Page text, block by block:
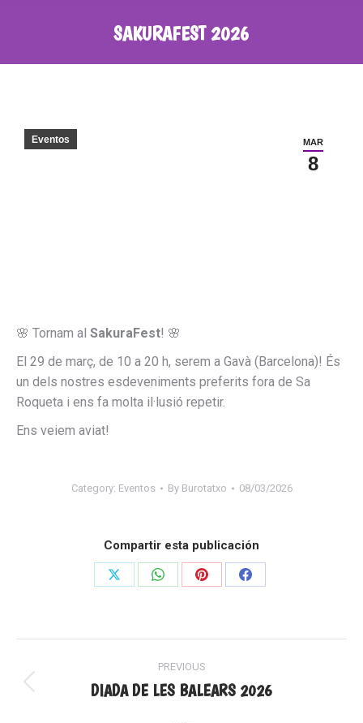
SAKURAFEST 2026
MAR
8
Eventos
🌸 Tornam al SakuraFest! 🌸
El 29 de març, de 10 a 20 h, serem a Gavà (Barcelona)! És
un dels nostres esdeveniments preferits fora de Sa
Roqueta i ens fa molta il·lusió repetir.
Ens veiem aviat!
Category: Eventos By Burotatxo 08/03/2026
Compartir esta publicación
Share
Share
Share
Share
NAVIGATION
PREVIOUS
Previous
DIADA DE LES BALEARS 2026